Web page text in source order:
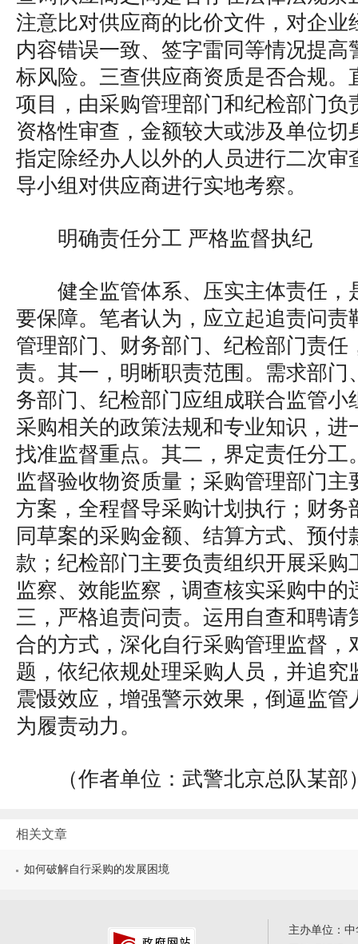
注意比对供应商的比价文件，对企业
内容错误一致、签字雷同等情况提高
标风险。三查供应商资质是否合规。
项目，由采购管理部门和纪检部门负
资格性审查，金额较大或涉及单位切
指定除经办人以外的人员进行二次审
导小组对供应商进行实地考察。
明确责任分工 严格监督执纪
健全监管体系、压实主体责任，
要保障。笔者认为，应立起追责问责
管理部门、财务部门、纪检部门责任
责。其一，明晰职责范围。需求部门
务部门、纪检部门应组成联合监管小
采购相关的政策法规和专业知识，进
找准监督重点。其二，界定责任分工
监督验收物资质量；采购管理部门主
方案，全程督导采购计划执行；财务
同草案的采购金额、结算方式、预
款；纪检部门主要负责组织开展采购
监察、效能监察，调查核实采购中的
三，严格追责问责。运用自查和聘请
合的方式，深化自行采购管理监督，
题，依纪依规处理采购人员，并追究
震慑效应，增强警示效果，倒逼监管
为履责动力。
（作者单位：武警北京总队某部
相关文章
如何破解自行采购的发展困境
主办单位：